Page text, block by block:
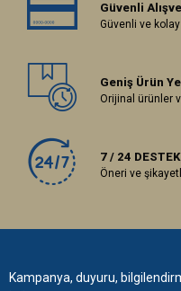
Güvenli
Güvenli ve
Geniş Ürün
Orijinal ürünler
7 / 24 DESTEK
Öneri ve
Kampanya, duyuru,